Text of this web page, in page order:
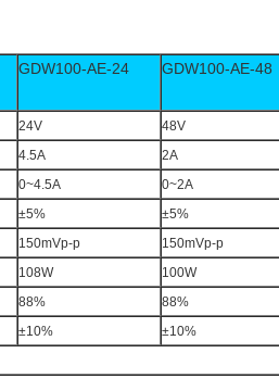
GDW100-AE-24 GDW100-AE-48
24V
48V
4.5A
2A
0~4.5A
0~2A
±5%
±5%
150mVp-p
150mVp-p
108W
100W
88%
88%
±10%
±10%